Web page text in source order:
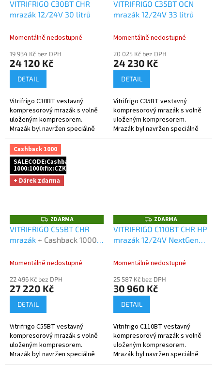
A
R
VITRIFRIGO C30BT CHR
mrazák 12/24V 30 litrů
Momentálně nedostupné
19 934 Kč bez DPH
24 120 Kč
DETAIL
Vitrifrigo C30BT vestavný
kompresorový mrazák s volně
uloženým kompresorem.
Mrazák byl navržen speciálně
pro použití na lodích a ve všech
náročných mobilních aplikacích.
A
R
VITRIFRIGO C35BT OCN
mrazák 12/24V 33 litrů
Momentálně nedostupné
20 025 Kč bez DPH
24 230 Kč
DETAIL
Vitrifrigo C35BT vestavný
kompresorový mrazák s volně
uloženým kompresorem.
Mrazák byl navržen speciálně
pro použití na lodích a ve všech
Cashback 1000
SALECODE:Cashback
1000:1000:fix:CZK
+ Dárek zdarma
Z
D
A
R
ZDARMA
VITRIFRIGO C55BT CHR
mrazák + Cashback 1000
za platbu předem
Momentálně nedostupné
22 496 Kč bez DPH
27 220 Kč
DETAIL
Vitrifrigo C55BT vestavný
kompresorový mrazák s volně
uloženým kompresorem.
Mrazák byl navržen speciálně
pro použití na lodích a ve všech
Z
D
A
R
ZDARMA
VITRIFRIGO C110BT CHR HP
mrazák 12/24V NextGen
Momentálně nedostupné
25 587 Kč bez DPH
30 960 Kč
DETAIL
Vitrifrigo C110BT vestavný
kompresorový mrazák s volně
uloženým kompresorem.
Mrazák byl navržen speciálně
pro použití na lodích a ve všech